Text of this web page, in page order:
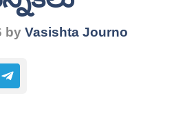
by Vasishta Journo